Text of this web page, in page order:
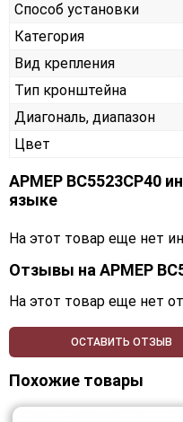
Способ установки
Категория
Вид крепления
Тип кронштейна
Диагональ, диапазон
Цвет
АРМЕР ВС5523СР40
языке
На этот товар еще нет
Отзывы наАРМЕР
На этот товар еще нет
ОСТАВИТЬ ОТЗЫВ
Похожие товары